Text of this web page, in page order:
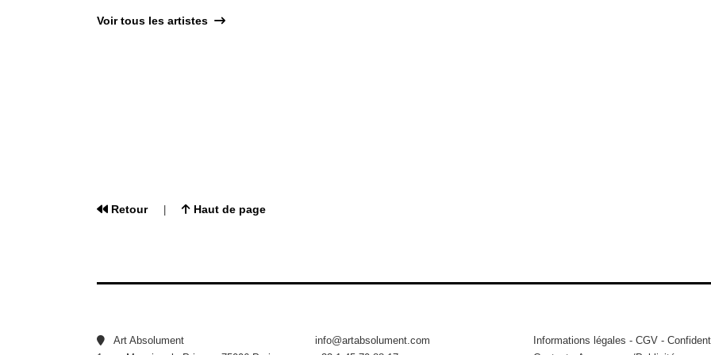
Voir tous les artistes
Retour| Haut de page
Art Absolument
info@artabsolument.com
Informations légales - CGV -